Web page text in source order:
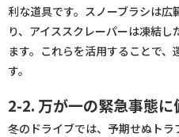
利な道具です。スノーブラシは
り、アイススクレーパーは凍結
ます。これらを活用することで
す。
2-2. 万が一の緊急事態に
冬のドライブでは、予期せぬト